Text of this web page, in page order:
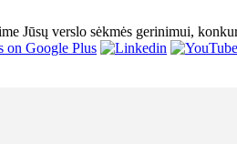
Jūsų verslo sėkmės gerinimui,